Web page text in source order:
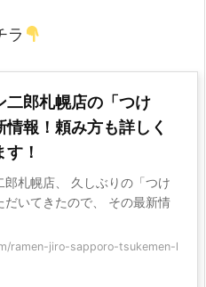
ラ
二郎札幌店の「つけ
情報！頼み方も詳しく
！
郎札幌店、 久しぶりの「つけ
だいてきたので、 その最新情
ramen-jiro-sapporo-tsukemen-l